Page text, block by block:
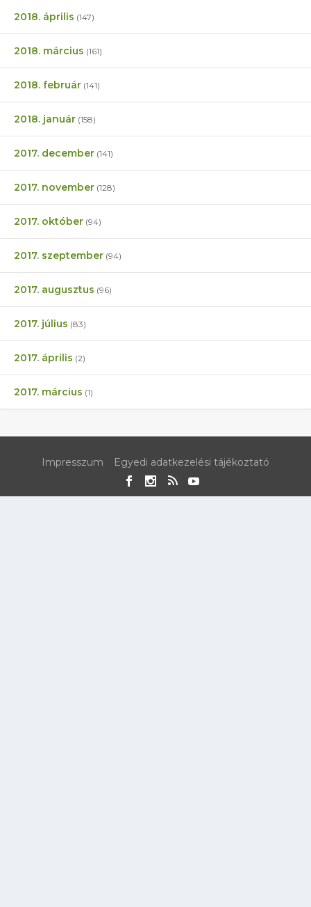
2018. április (147)
2018. március (161)
2018. február (141)
2018. január (158)
2017. december (141)
2017. november (128)
2017. október (94)
2017. szeptember (94)
2017. augusztus (96)
2017. július (83)
2017. április (2)
2017. március (1)
Impresszum Egyedi adatkezelési tájékoztató